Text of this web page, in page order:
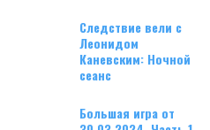
Следствие вели с
Леонидом
Каневским: Ночной
сеанс
Большая игра от